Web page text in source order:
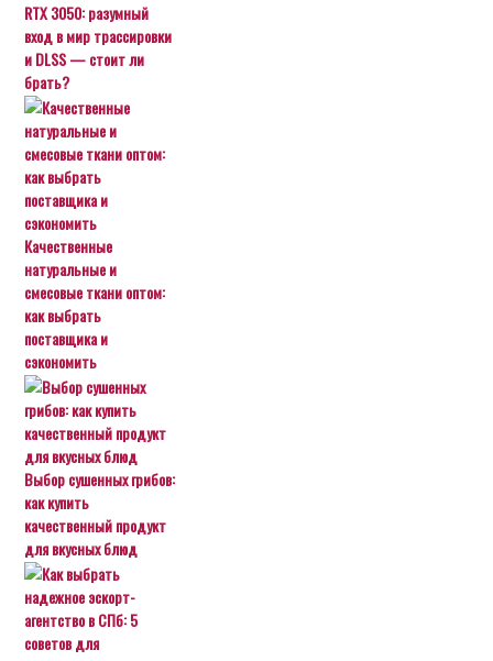
RTX 3050: разумный
вход в мир трассировки
и DLSS — стоит ли
брать?
Качественные
натуральные и
смесовые ткани оптом:
как выбрать
поставщика и
сэкономить
Выбор сушенных грибов:
как купить
качественный продукт
для вкусных блюд